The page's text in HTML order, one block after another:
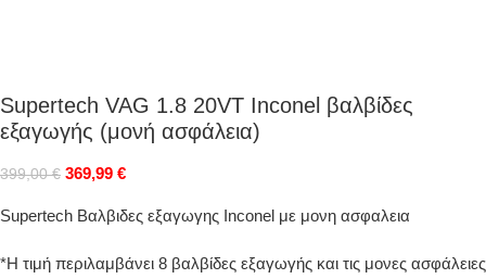
Supertech VAG 1.8 20VT Inconel βαλβίδες
εξαγωγής (μονή ασφάλεια)
399,00€ 369,99 €
Supertech Βαλβιδες εξαγωγης Inconel με μονη ασφαλεια
*Η τιμή περιλαμβάνει 8 βαλβίδες εξαγωγής και τις μονες ασφάλειες